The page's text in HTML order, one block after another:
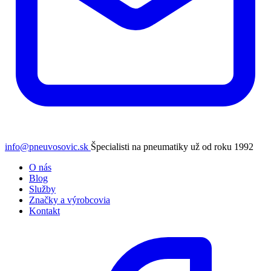
info@pneuvosovic.sk Špecialisti na pneumatiky už od roku 1992
O nás
Blog
Služby
Značky a výrobcovia
Kontakt